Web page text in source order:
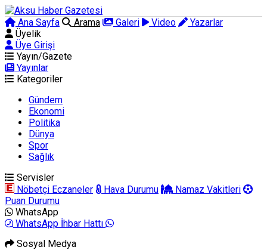
Ana Sayfa Arama Galeri Video
Yazarlar
Üyelik
Üye Girişi
Yayın/Gazete
Yayınlar
Kategoriler
Gündem
Ekonomi
Politika
Dünya
Spor
Sağlık
Servisler
Nöbetçi Eczaneler
Hava Durumu
Namaz Vakitleri
Puan Durumu
WhatsApp
WhatsApp İhbar Hattı
Sosyal Medya